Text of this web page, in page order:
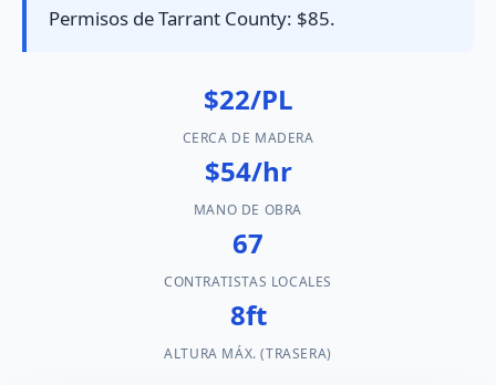
Permisos de Tarrant County: $85.
$22/PL
CERCA DE MADERA
$54/hr
MANO DE OBRA
67
CONTRATISTAS LOCALES
8ft
ALTURA MÁX. (TRASERA)